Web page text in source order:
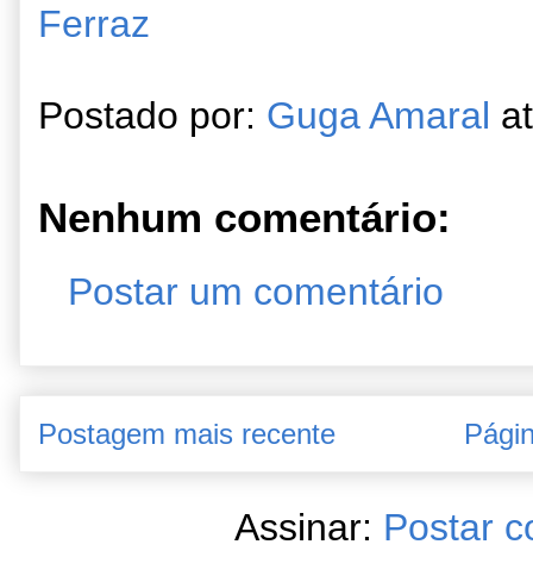
Ferraz
Postado por: Guga Amaral
Nenhum comentário:
Postar um comentário
Postagem mais recente
Assinar: Postar